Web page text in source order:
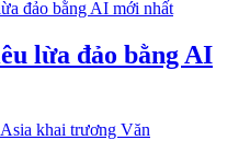
lừa đảo bằng AI